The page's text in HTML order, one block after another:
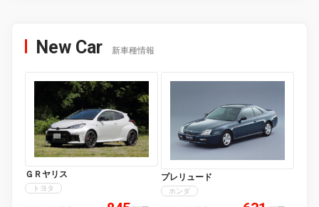
New Car 新車種情報
ＧＲヤリス
トヨタ
プレリュード
ホンダ